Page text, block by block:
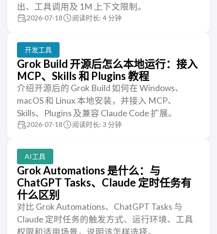
出、工具调用及 1M 上下文限制。
2026-07-18 阅读时长: 4 分钟
开发工具
Grok Build 开源后怎么本地运行：接入
MCP、Skills 和 Plugins 教程
介绍开源后的 Grok Build 如何在 Windows、
macOS 和 Linux 本地安装，并接入 MCP、
Skills、Plugins 及兼容 Claude Code 扩展。
2026-07-18 阅读时长: 3 分钟
AI工具
Grok Automations 是什么：与
ChatGPT Tasks、Claude 定时任务有
什么区别
对比 Grok Automations、ChatGPT Tasks 与
Claude 定时任务的触发方式、运行环境、工具
权限和适用场景，说明该怎样选择。